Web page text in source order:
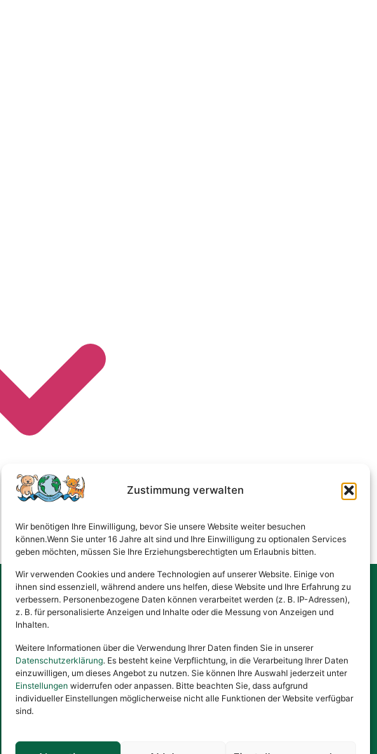
Zustimmung verwalten
Wir benötigen Ihre Einwilligung, bevor Sie unsere Website weiter besuchen
können.Wenn Sie unter 16 Jahre alt sind und Ihre Einwilligung zu optionalen Services
geben möchten, müssen Sie Ihre Erziehungsberechtigten um Erlaubnis bitten.
Wir verwenden Cookies und andere Technologien auf unserer Website. Einige von
ihnen sind essenziell, während andere uns helfen, diese Website und Ihre Erfahrung zu
verbessern. Personenbezogene Daten können verarbeitet werden (z. B. IP-Adressen),
z. B. für personalisierte Anzeigen und Inhalte oder die Messung von Anzeigen und
Inhalten.
Weitere Informationen über die Verwendung Ihrer Daten finden Sie in unserer
Datenschutzerklärung. Es besteht keine Verpflichtung, in die Verarbeitung Ihrer Daten
einzuwilligen, um dieses Angebot zu nutzen. Sie können Ihre Auswahl jederzeit unter
Einstellungen widerrufen oder anpassen. Bitte beachten Sie, dass aufgrund
individueller Einstellungen möglicherweise nicht alle Funktionen der Website verfügbar
sind.
Gesponsert von